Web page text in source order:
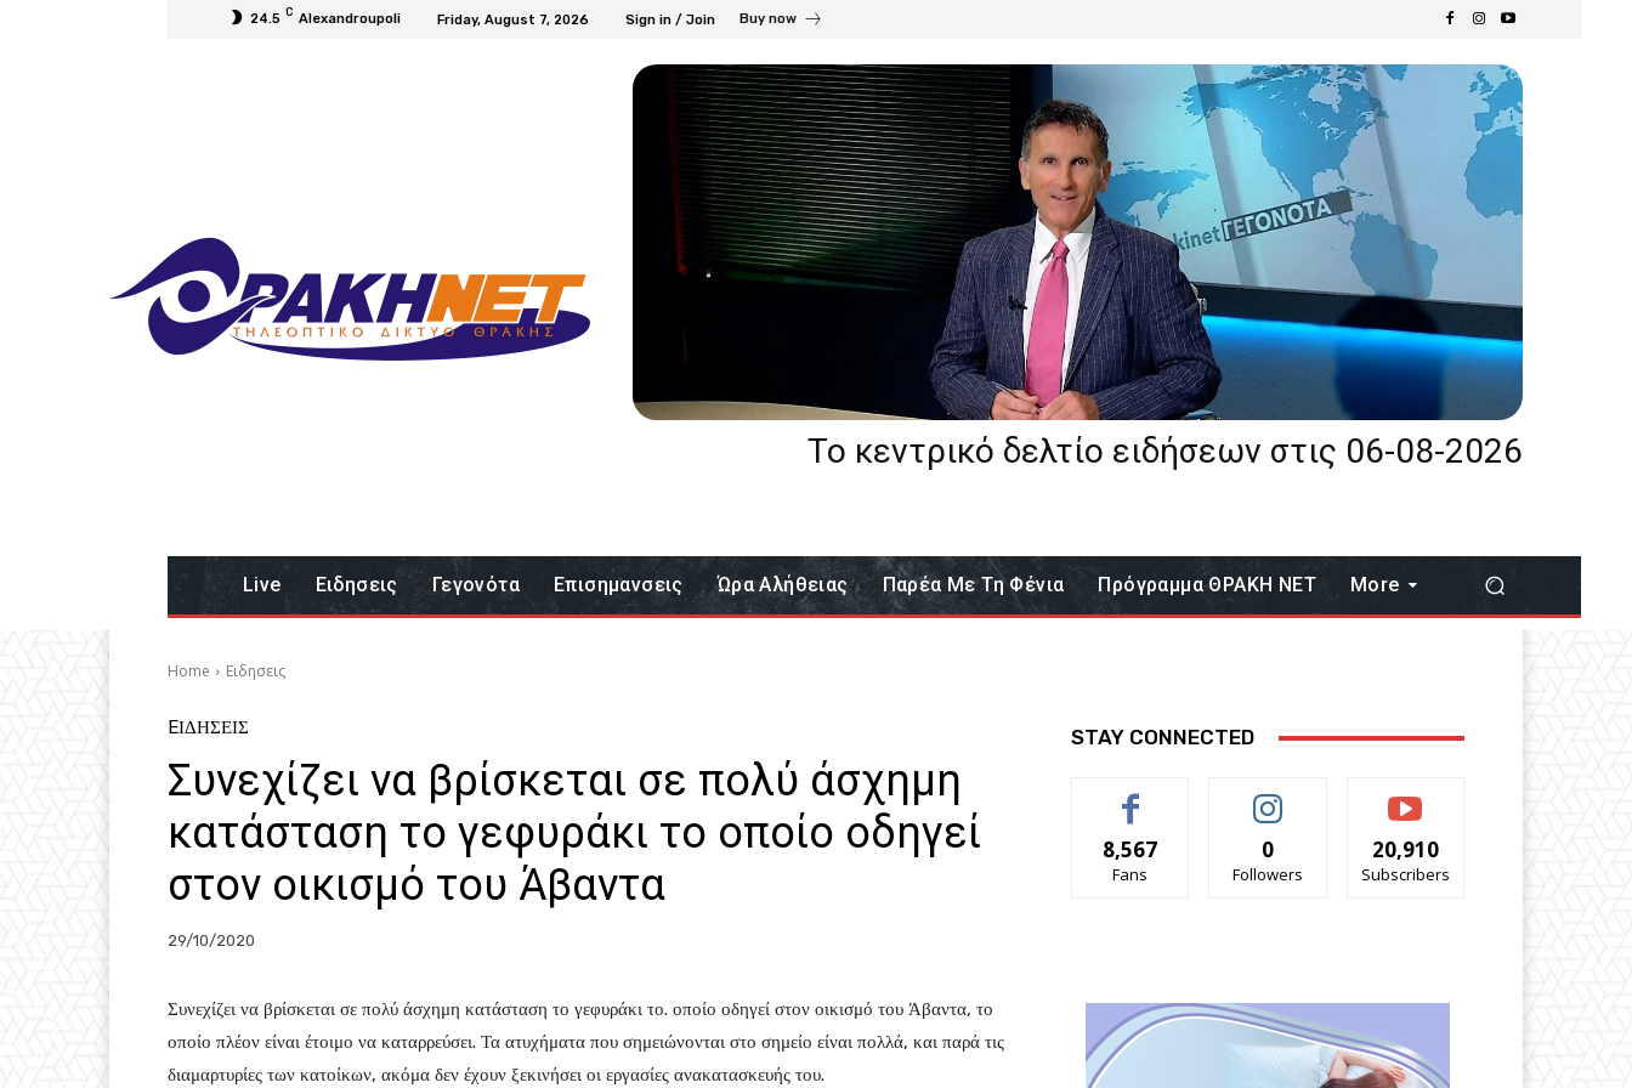
24.5 C Alexandroupoli Friday, August 7, 2026 Sign in / Join Buy now
Το κεντρικό δελτίο ειδήσεων στις 06-08-2026
Live Eιδησεις Γεγονότα Επισημανσεις Ώρα Αλήθειας Παρέα Με Τη Φένια Πρόγραμμα ΘΡΑΚΗ ΝΕΤ More
Home Eιδησεις
EΙΔΗΣΕΙΣ
Συνεχίζει να βρίσκεται σε πολύ άσχημη
κατάσταση το γεφυράκι το οποίο οδηγεί
στον οικισμό του Άβαντα
29/10/2020
Συνεχίζει να βρίσκεται σε πολύ άσχημη κατάσταση το γεφυράκι το. οποίο οδηγεί στον οικισμό του Άβαντα, το
οποίο πλέον είναι έτοιμο να καταρρεύσει. Τα ατυχήματα που σημειώνονται στο σημείο είναι πολλά, και παρά τις
διαμαρτυρίες των κατοίκων, ακόμα δεν έχουν ξεκινήσει οι εργασίες ανακατασκευής του.
STAY CONNECTED
8,567
Fans
0
Followers
20,910
Subscribers